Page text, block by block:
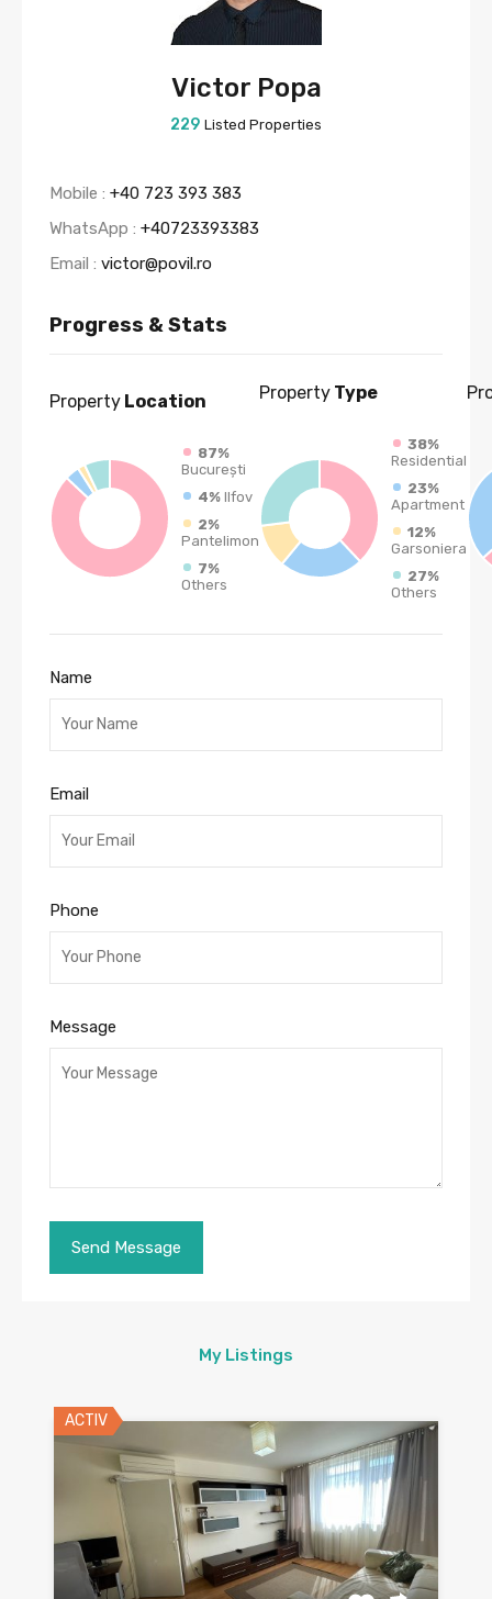
Victor Popa
229 Listed Properties
Mobile : +40 723 393 383
WhatsApp : +40723393383
Email : victor@povil.ro
Progress & Stats
Property Location
87%
București
4% Ilfov
2%
Pantelimon
7%
Others
Property Type
38%
Residential
23%
Apartment
12%
Garsoniera
27%
Others
Name
Email
Phone
Message
My Listings
ACTIV